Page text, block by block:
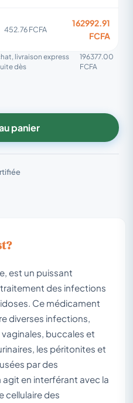
452.76 FCFA
162992.91
FCFA
livraison express
dès
196377.00
FCFA
panier
est un puissant
des infections
Ce médicament
diverses infections,
buccales et
les péritonites et
par des
en interférant avec la
cellulaire des